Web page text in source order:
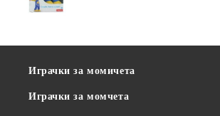
Играчки за момичета
Играчки за момчета